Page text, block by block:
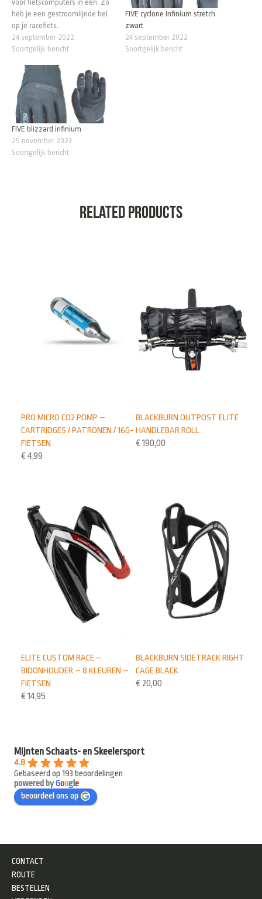
voor fietscomputers in één. Zo
heb je een gestroomlijnde bel
op je racefiets.
24 september 2022
Soortgelijk bericht
FIVE cyclone Infinium stretch
zwart
24 september 2022
Soortgelijk bericht
FIVE blizzard infinium
25 november 2023
Soortgelijk bericht
Related products
BLACKBURN OUTPOST ELITE
HANDLEBAR ROLL
€ 190,00
PRO MICRO CO2 POMP –
CARTRIDGES / PATRONEN / 16G-
FIETSEN
€ 4,99
BLACKBURN SIDETRACK RIGHT
CAGE BLACK
€ 20,00
ELITE CUSTOM RACE –
BIDONHOUDER – 8 KLEUREN –
FIETSEN
€ 14,95
Mijnten Schaats- en Skeelersport
4.8
Gebaseerd op 193 beoordelingen
powered byGooge
beoordeel ons op
CONTACT
ROUTE
BESTELLEN